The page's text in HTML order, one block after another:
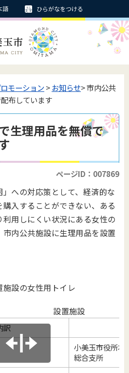
語 ひらがなをつける
モーション>お知らせ> 市内公共
布しています
生理用品を無償で
ページID：007869
への対応策として、経済的な
入することができない、ある
用しにくい状況にある女性の
内公共施設に生理用品を設置
設の女性用トイレ
設置施設
訳
小美玉市役所本
総合支所